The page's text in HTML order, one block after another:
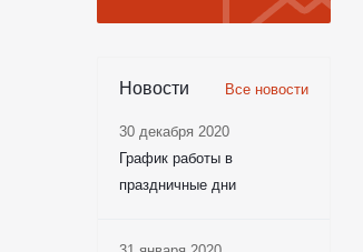
Новости Все новости
30 декабря 2020
График работы в
праздничные дни